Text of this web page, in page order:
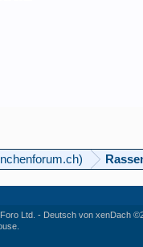
Ltd. - Deutsch von xenDach